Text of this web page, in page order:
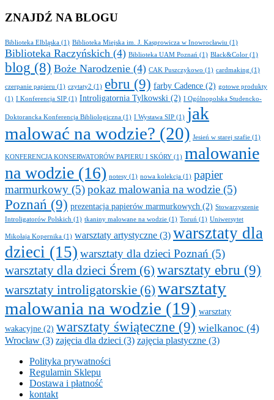
ZNAJDŹ NA BLOGU
Biblioteka Elbląska (1) Biblioteka Miejska im. J. Kasprowicza w Inowrocławiu (1)
Biblioteka Raczyńskich (4) Biblioteka UAM Poznań (1) Black&Color (1)
blog (8) Boże Narodzenie (4) CAK Puszczykowo (1) cardmaking (1)
czerpanie papieru (1) czytaty2 (1) ebru (9) farby Cadence (2) gotowe produkty
(1) I Konferencja SIP (1) Introligatornia Tylkowski (2) I Ogólnopolska Studencko-
Doktorancka Konferencja Bibliologiczna (1) I Wystawa SIP (1) jak
malować na wodzie? (20) Jesień w starej szafie (1)
KONFERENCJA KONSERWATORÓW PAPIERU I SKÓRY (1) malowanie
na wodzie (16) notesy (1) nowa kolekcja (1) papier
marmurkowy (5)pokaz malowania na wodzie (5)
Poznań (9) prezentacja papierów marmurkowych (2) Stowarzyszenie
Introligatorów Polskich (1) tkaniny malowane na wodzie (1) Toruń (1) Uniwersytet
Mikołaja Kopernika (1) warsztaty artystyczne (3) warsztaty dla
dzieci (15) warsztaty dla dzieci Poznań (5)
warsztaty dla dzieci Śrem (6) warsztaty ebru (9)
warsztaty introligatorskie (6) warsztaty
malowania na wodzie (19) warsztaty
wakacyjne (2) warsztaty świąteczne (9) wielkanoc (4)
Wrocław (3) zajęcia dla dzieci (3) zajęcia plastyczne (3)
Polityka prywatności
Regulamin Sklepu
Dostawa i płatność
kontakt